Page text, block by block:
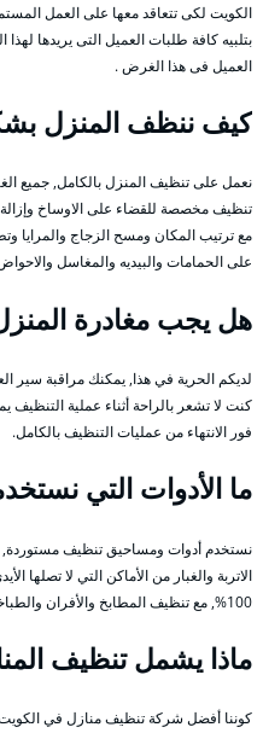
الكويت لكى تتعاقد معها على العمل
بتلبيه كافة طلبات العميل التى يريدها
العميل فى هذا الغرض .
كيف ننظف المنزل
نعمل على تنظيف المنزل بالكامل, جميع
تنظيف مخصصة للقضاء على الاوساخ وإزالة
مع ترتيب المكان ومسح الزجاج والمرايا
على الحمامات والبيديه والمغاسل
هل يجب مغادرة
لديكم الحرية في هذا, يمكنك مراقبة سير
فور الانتهاء من عمليات التنظيف بالكامل.
ما الأدوات التي
نستخدم أدوات ومساحيق تنظيف مستوردة,
الاتربة والغبار من الأماكن التي لا تصلها
100%, مع تنظيف المطابخ والأفران والطباخات والدكتات باسعار مميزة.
ماذا يشمل تنظيف
كوننا أفضل شركة تنظيف منازل في